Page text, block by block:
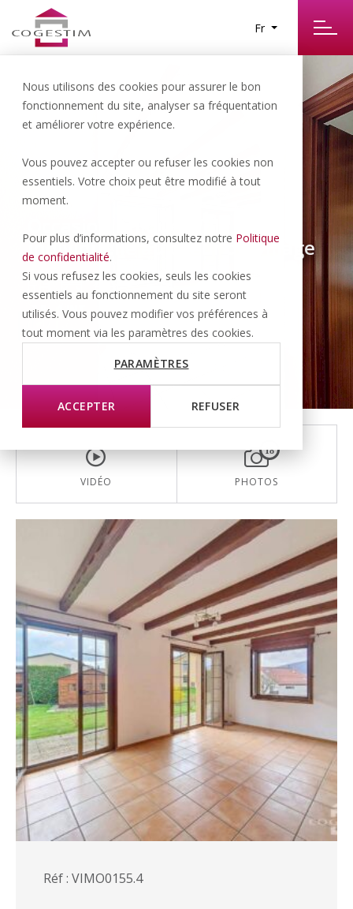
Nous utilisons des cookies pour assurer le bon
fonctionnement du site, analyser sa fréquentation
et améliorer votre expérience.
Vous pouvez accepter ou refuser les cookies non
essentiels. Votre choix peut être modifié à tout
moment.
Pour plus d’informations, consultez notre Politique
de confidentialité.
Si vous refusez les cookies, seuls les cookies
essentiels au fonctionnement du site seront
utilisés. Vous pouvez modifier vos préférences à
tout moment via les paramètres des cookies.
PARAMÈTRES
ACCEPTER REFUSER
Fr
Ballens | 1’750’000.- CHF
individuelle au coeur du village
7 P 1 INT 10
VIDÉO
18
PHOTOS
Réf : VIMO0155.4